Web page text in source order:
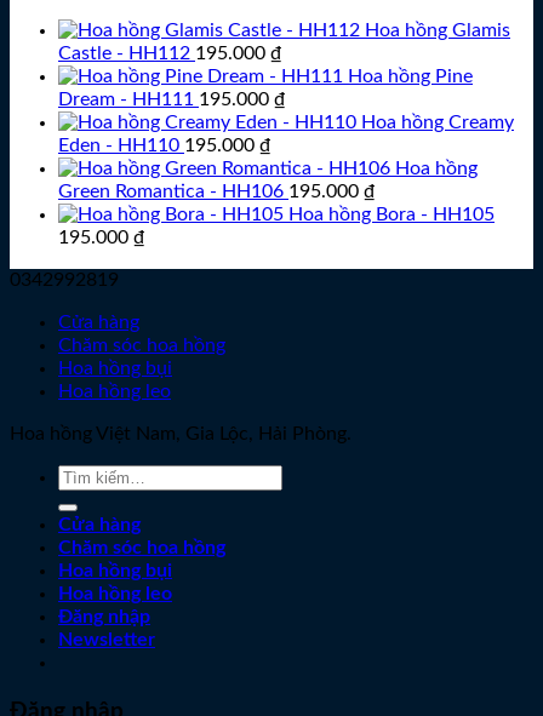
Hoa hồng Glamis
Castle - HH112 195.000 ₫
Hoa hồng Pine
Dream - HH111 195.000 ₫
Hoa hồng Creamy
Eden - HH110 195.000 ₫
Hoa hồng
Green Romantica - HH106 195.000 ₫
Hoa hồng Bora - HH105
195.000 ₫
0342992819
Cửa hàng
Chăm sóc hoa hồng
Hoa hồng bụi
Hoa hồng leo
Hoa hồng Việt Nam, Gia Lộc, Hải Phòng.
Tìm
Cửa hàng
Chăm sóc hoa hồng
Hoa hồng bụi
Hoa hồng leo
Đăng nhập
Newsletter